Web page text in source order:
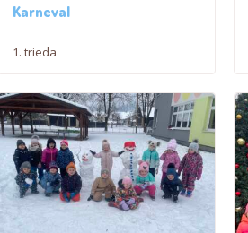
Karneval
1. trieda